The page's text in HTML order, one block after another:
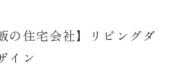
の住宅会社】リビングダ
イン